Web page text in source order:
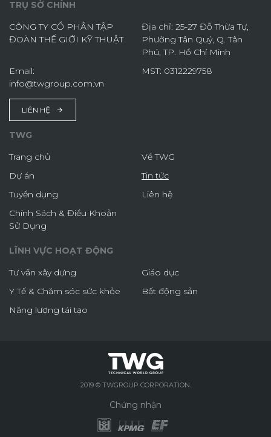
TRỤ SỞ CHÍNH
CÔNG TY CỔ PHẦN TẬP
ĐOÀN THẾ GIỚI KỸ THUẬT
Địa chỉ: 25-27 Đỗ Thừa Tự,
Phường Tân Quý, Q. Tân
Phú, TP. Hồ Chí Minh
Email:
info@twgroup.com.vn
MST: 0312229758
LIÊN HỆ
TWG
Trang chủ
Về TWG
Dự án
Tin tức
Tuyển dụng
Liên hệ
Chính Sách & Điều Khoản
Sử Dụng
LĨNH VỰC HOẠT ĐỘNG
Tư vấn xây dựng
Giáo dục
Y Tế & Chăm sóc sức khỏe
Bất động sản
Năng lượng tái tạo
2019 © TWGROUP CORPORATION.
Chứng nhận